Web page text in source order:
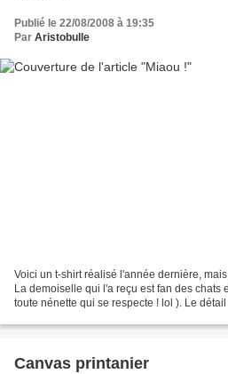
Publié le 22/08/2008 à 19:35
Par Aristobulle
Voici un t-shirt réalisé l'année dernière,
La demoiselle qui l'a reçu est fan des chats
toute nénette qui se respecte ! lol ). Le détail
Canvas printanier